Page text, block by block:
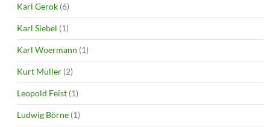
Karl Gerok (6)
Karl Siebel (1)
Karl Woermann (1)
Kurt Müller (2)
Leopold Feist (1)
Ludwig Börne (1)